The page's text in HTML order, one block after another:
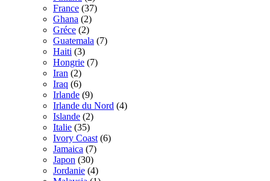
France (37)
Ghana (2)
Gréce (2)
Guatemala (7)
Haiti (3)
Hongrie (7)
Iran (2)
Iraq (6)
Irlande (9)
Irlande du Nord (4)
Islande (2)
Italie (35)
Ivory Coast (6)
Jamaica (7)
Japon (30)
Jordanie (4)